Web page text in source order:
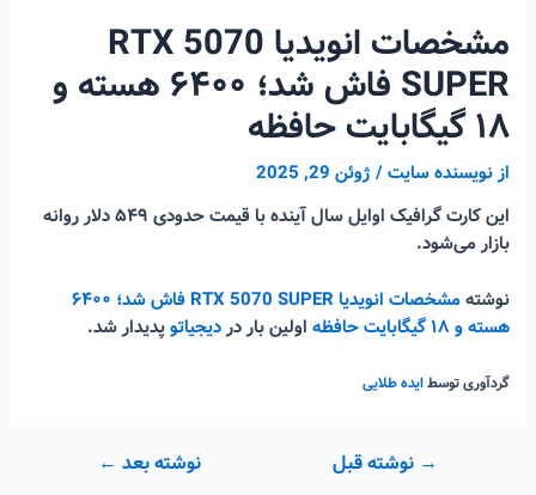
مشخصات انویدیا RTX 5070
SUPER فاش شد؛ ۶۴۰۰ هسته و
۱۸ گیگابایت حافظه
ازنویسنده سایت/ ژوئن 29, 2025
این کارت گرافیک اوایل سال آینده با قیمت حدودی ۵۴۹ دلار روانه
بازار می‌شود.
نوشته
مشخصات انویدیا RTX 5070 SUPER فاش شد؛ ۶۴۰۰
هسته و ۱۸ گیگابایت حافظه
اولین بار دردیجیاتوپدیدار شد.
گردآوری توسطایده طلایی
راهبری
→ نوشته قبل نوشته بعد ←